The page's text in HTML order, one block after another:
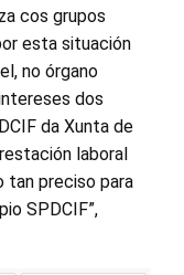
cos grupos
esta situación
no órgano
dos
da Xunta de
laboral
tan preciso para
SPDCIF”,